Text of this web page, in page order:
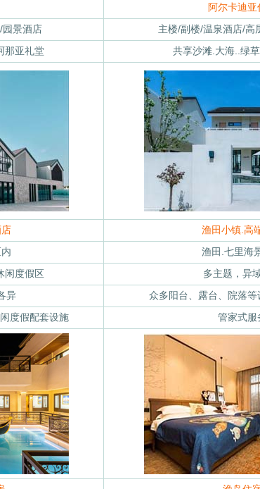
阿尔卡迪亚
园景酒店
主楼/副楼/温泉酒店/高
那亚礼堂
共享沙滩.大海..绿
渔田小镇.高
渔田.七里海
闲度假区
多主题，异
异
众多阳台、露台、院落
度假配套设施
管家式服